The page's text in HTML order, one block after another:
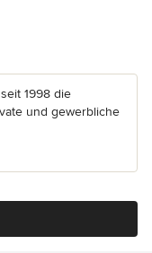
Sternen
1998 die
und gewerbliche